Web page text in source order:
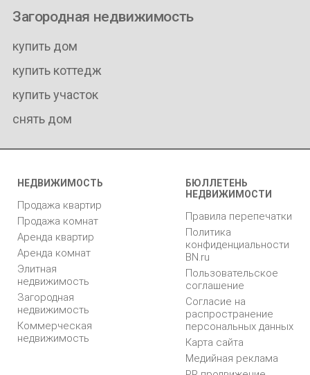
Загородная недвижимость
купить дом
купить коттедж
купить участок
снять дом
НЕДВИЖИМОСТЬ
Продажа квартир
Продажа комнат
Аренда квартир
Аренда комнат
Элитная
недвижимость
Загородная
недвижимость
Коммерческая
недвижимость
БЮЛЛЕТЕНЬ
НЕДВИЖИМОСТИ
Правила перепечатки
Политика
конфиденциальности
BN.ru
Пользовательское
соглашение
Согласие на
распространение
персональных данных
Карта сайта
Медийная реклама